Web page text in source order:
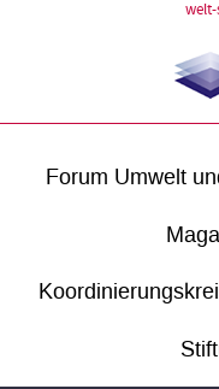
Forum Umwelt